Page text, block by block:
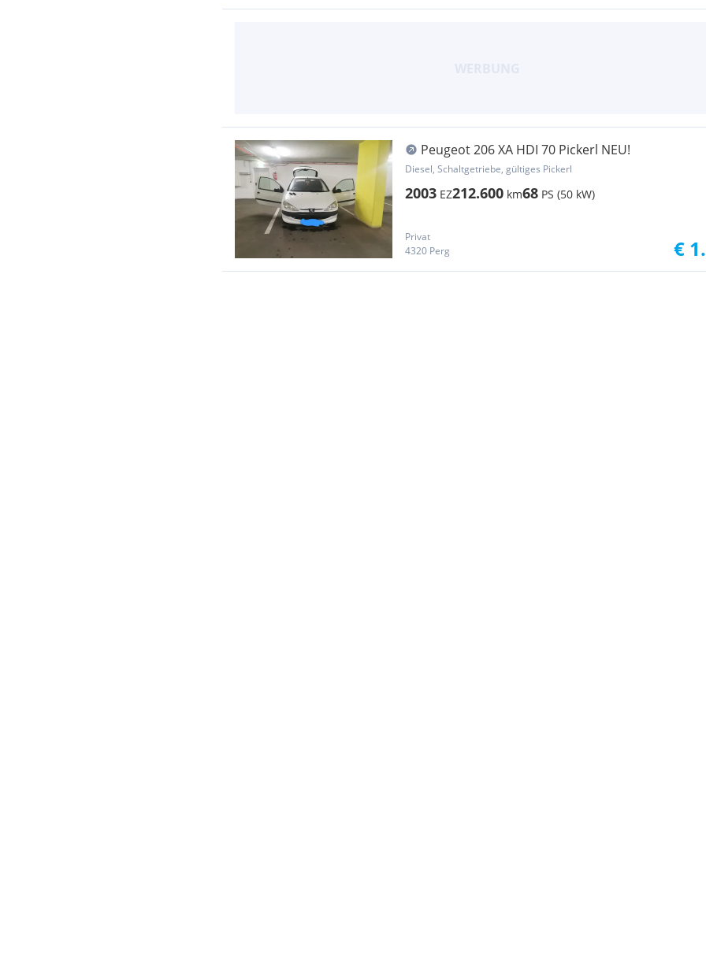
Peugeot 206 XA HDI 70 Pickerl NEU!
Diesel, Schaltgetriebe, gültiges Pickerl
2003 EZ212.600 km68 PS (50 kW)
Privat
4320 Perg
€